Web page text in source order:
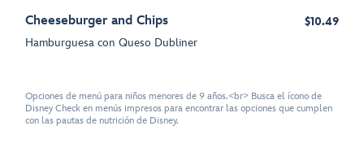
Cheeseburger and Chips
Hamburguesa con Queso Dubliner
$10.49
Opciones de menú para niños menores de 9 años.<br> Busca el ícono de
Disney Check en menús impresos para encontrar las opciones que cumplen
con las pautas de nutrición de Disney.